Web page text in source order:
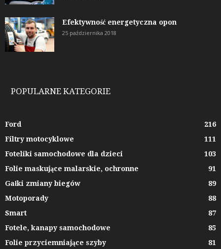
Efektywność energetyczna opon
25 października 2018
POPULARNE KATEGORIE
Ford
216
Filtry motocyklowe
111
Foteliki samochodowe dla dzieci
103
Folie maskujące malarskie, ochronne
91
Gałki zmiany biegów
89
Motoporady
88
Smart
87
Fotele, kanapy samochodowe
85
Folie przyciemniające szyby
81